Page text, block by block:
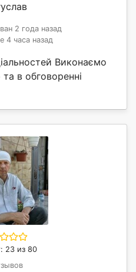
2 года назад
4 часа назад
Виконаємо
в обговоренні
23 из 80